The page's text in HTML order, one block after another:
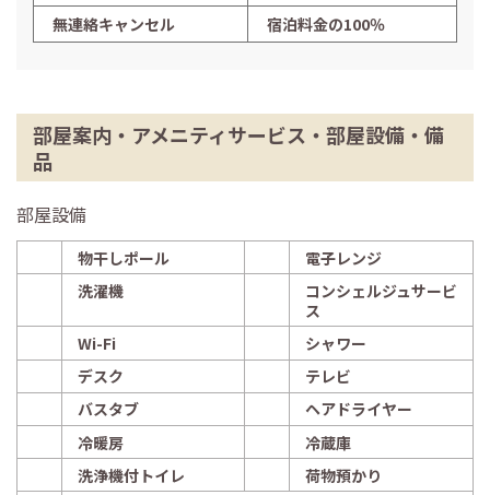
無連絡キャンセル
宿泊料金の100％
部屋案内・アメニティサービス・部屋設備・備
品
部屋設備
物干しポール
電子レンジ
洗濯機
コンシェルジュサービ
ス
Wi-Fi
シャワー
デスク
テレビ
バスタブ
ヘアドライヤー
冷暖房
冷蔵庫
洗浄機付トイレ
荷物預かり